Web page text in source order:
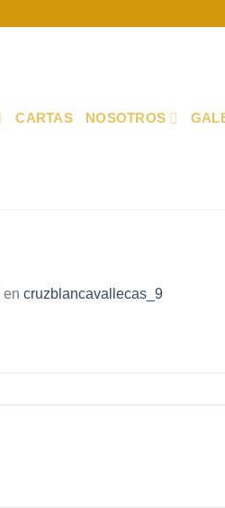
CARTAS NOSOTROS
en cruzblancavallecas_9